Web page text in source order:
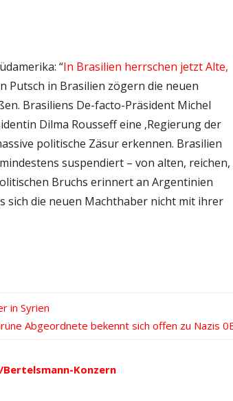
“In Brasilien herrschen jetzt Alte,
Putsch in Brasilien zögern die neuen
Brasiliens De-facto-Präsident Michel
Dilma Rousseff eine ‚Regierung der
politische Zäsur erkennen. Brasilien
suspendiert – von alten, reichen,
Bruchs erinnert an Argentinien
sich die neuen Machthaber nicht mit ihrer
in Syrien
Abgeordnete bekennt sich offen zu Nazis
Konzern